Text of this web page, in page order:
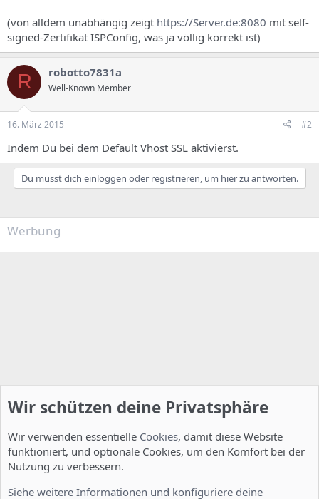
(von alldem unabhängig zeigt https://Server.de:8080 mit self-
signed-Zertifikat ISPConfig, was ja völlig korrekt ist)
R robotto7831a
Well-Known Member
16. März 2015 #2
Indem Du bei dem Default Vhost SSL aktivierst.
Du musst dich einloggen oder registrieren, um hier zu antworten.
Werbung
Wir schützen deine Privatsphäre
Wir verwenden essentielle Cookies, damit diese Website
funktioniert, und optionale Cookies, um den Komfort bei der
Nutzung zu verbessern.
Siehe weitere Informationen und konfiguriere deine